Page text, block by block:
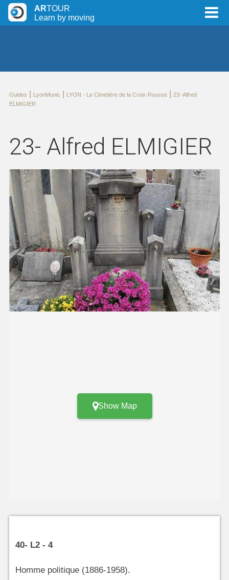
ARTOUR
Learn by moving
Guides LyonMunic LYON - Le Cimetière de la Croix-Rousse|
23- Alfred
ELMIGIER
23- Alfred ELMIGIER
Show Map
40- L2 - 4
Homme politique (1886-1958).